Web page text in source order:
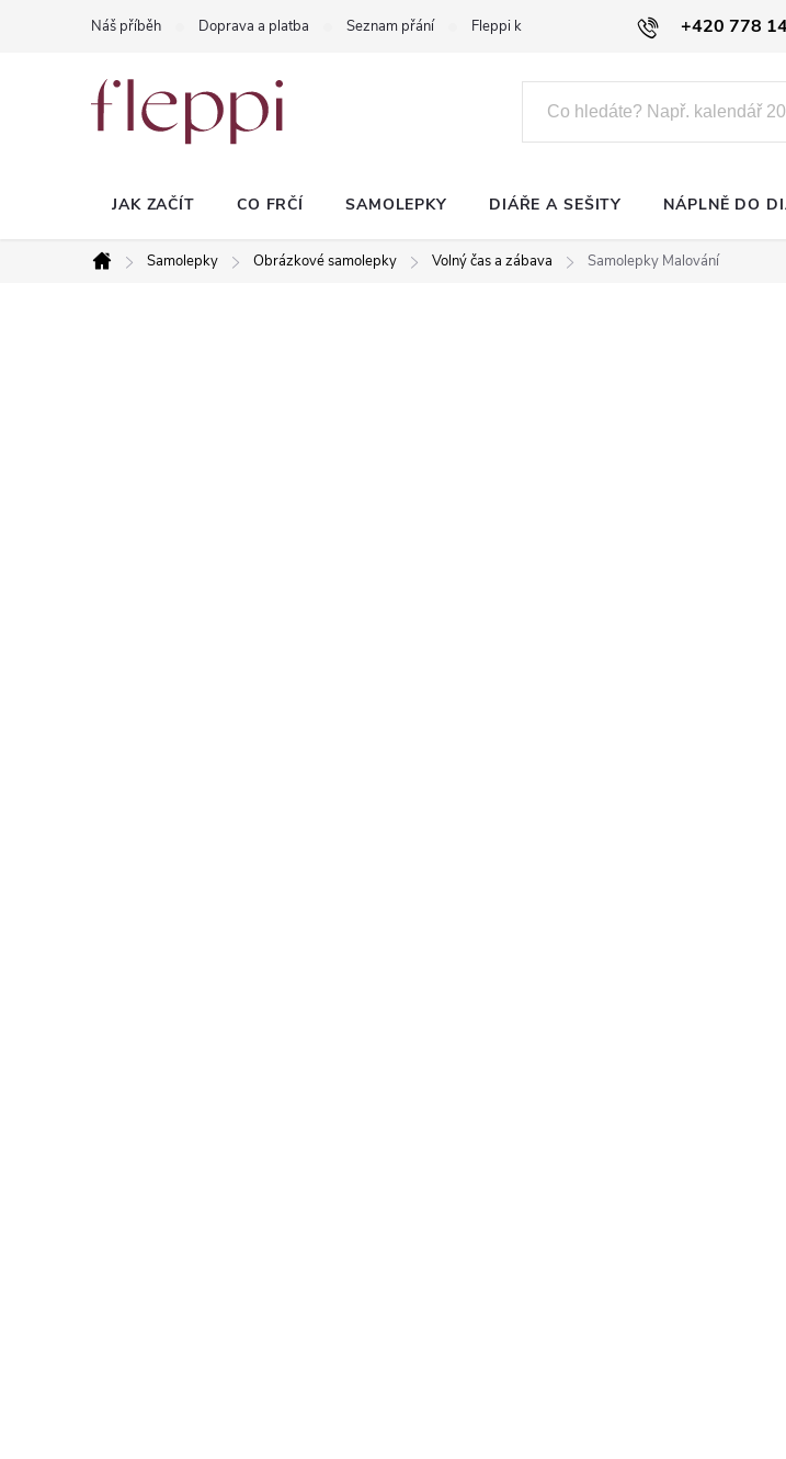
+420 778
Náš příběh Doprava a platba Seznam přání Fleppi klub
JAK ZAČÍT CO FRČÍ SAMOLEPKY DIÁŘE A SEŠITY NÁPLNĚ DO
Domů
Samolepky Obrázkové samolepky Volný čas a zábava Samolepky Malování